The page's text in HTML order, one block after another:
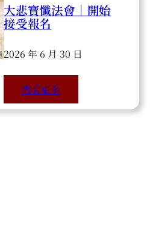
大悲寶懺法會｜開始
接受報名
2026 年 6 月 30 日
查看更多